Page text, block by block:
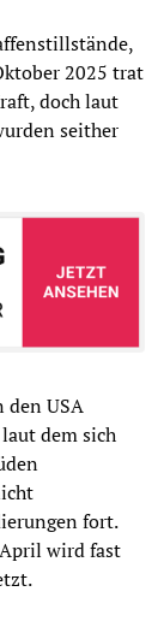
2025 trat
doch laut
seither
den USA
dem sich
fort.
wird fast